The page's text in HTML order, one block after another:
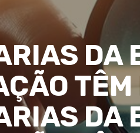
DA
DA